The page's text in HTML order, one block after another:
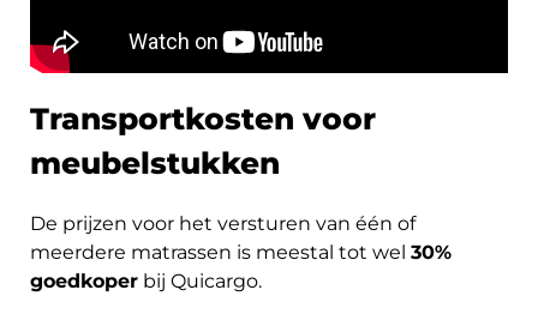
Transportkosten voor
meubelstukken
De prijzen voor het versturen van één of
meerdere matrassen is meestal tot wel 30%
goedkoper bij Quicargo.